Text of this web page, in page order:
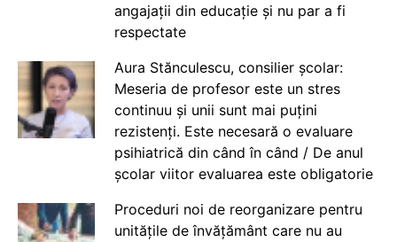
angajații din educație și nu par a fi
respectate
Aura Stănculescu, consilier școlar:
Meseria de profesor este un stres
continuu și unii sunt mai puțini
rezistenți. Este necesară o evaluare
psihiatrică din când în când / De anul
școlar viitor evaluarea este obligatorie
Proceduri noi de reorganizare pentru
unitățile de învățământ care nu au